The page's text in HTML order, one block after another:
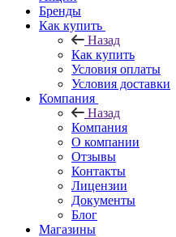
Бренды
Как купить
Назад
Как купить
Условия оплаты
Условия доставки
Компания
Назад
Компания
О компании
Отзывы
Контакты
Лицензии
Документы
Блог
Магазины